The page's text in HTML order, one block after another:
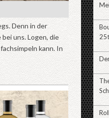
Denn in der
uns. Logen, die
kann. In